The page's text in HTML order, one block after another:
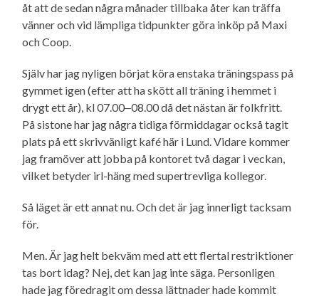
åt att de sedan några månader tillbaka åter kan träffa
vänner och vid lämpliga tidpunkter göra inköp på Maxi
och Coop.
Själv har jag nyligen börjat köra enstaka träningspass på
gymmet igen (efter att ha skött all träning i hemmet i
drygt ett år), kl 07.00‒08.00 då det nästan är folkfritt.
På sistone har jag några tidiga förmiddagar också tagit
plats på ett skrivvänligt kafé här i Lund. Vidare kommer
jag framöver att jobba på kontoret två dagar i veckan,
vilket betyder irl-häng med supertrevliga kollegor.
Så läget är ett annat nu. Och det är jag innerligt tacksam
för.
Men. Är jag helt bekväm med att ett flertal restriktioner
tas bort idag? Nej, det kan jag inte säga. Personligen
hade jag föredragit om dessa lättnader hade kommit